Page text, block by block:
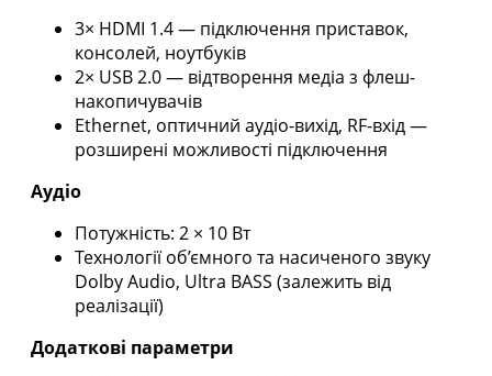
3× HDMI 1.4 — підключення приставок,
консолей, ноутбуків
2× USB 2.0 — відтворення медіа з флеш-
накопичувачів
Ethernet, оптичний аудіо-вихід, RF-вхід —
розширені можливості підключення
Аудіо
Потужність: 2 × 10 Вт
Технології об’ємного та насиченого звуку
Dolby Audio, Ultra BASS (залежить від
реалізації)
Додаткові параметри